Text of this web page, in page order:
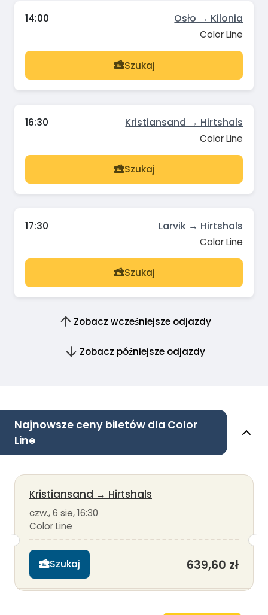
14:00 Osło → Kilonia
Color Line
Szukaj
16:30 Kristiansand → Hirtshals
Color Line
Szukaj
17:30 Larvik → Hirtshals
Color Line
Szukaj
Zobacz wcześniejsze odjazdy
Zobacz późniejsze odjazdy
Najnowsze ceny biletów dla Color
Line
Kristiansand → Hirtshals
czw., 6 sie, 16:30
Color Line
Szukaj 639,60 zł